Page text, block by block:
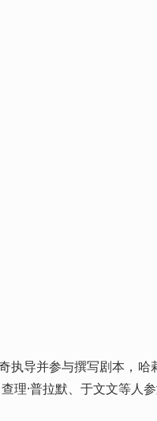
导并参与撰写剧本，哈莉
理·普拉默、于文文等人参